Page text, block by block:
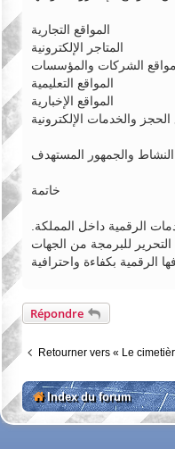
المواقع التجارية
المتاجر الإلكترونية
مواقع الشركات والمؤسسات
المواقع التعليمية
المواقع الإخبارية
الحجز والخدمات الإلكترونية
خاتمة
الرقمية داخل المملكة.
للبرمجة من الجهات
Répondre
Retourner vers « Le
Index du forum